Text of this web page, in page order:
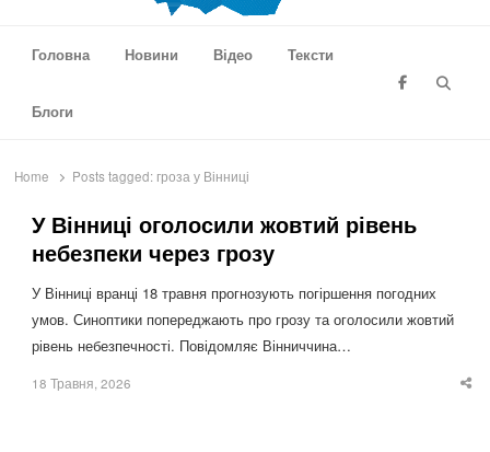
Головна
Новини Відео Тексти
Блоги
Home Posts tagged: гроза у Вінниці
У Вінниці оголосили жовтий рівень
небезпеки через грозу
У Вінниці вранці 18 травня прогнозують погіршення погодних
умов. Синоптики попереджають про грозу та оголосили жовтий
рівень небезпечності. Повідомляє Вінниччина…
18 Травня, 2026